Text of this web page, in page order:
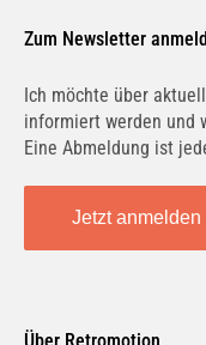
Zum Newsletter
Ich möchte über
informiert werden und
Eine Abmeldung ist
Jetzt anmelden